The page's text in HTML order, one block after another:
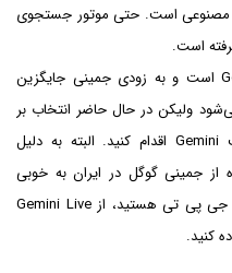
مصنوعی است. حتی موتور جستجوی
گوگل نیز مثل رقبا در حال توسعه Gemini است و به زودی جمینی جایگزین
ولیکن در حال حاضر انتخاب بر
عهده‌ی کاربر است، می‌توانید برای نصب Gemini اقدام کنید. البته به دلیل
از جمینی گوگل در ایران به خوبی
کشورهای دیگر نباشد. اگر از کاربران چت جی پی تی هستید، از Gemini Live
کنید.